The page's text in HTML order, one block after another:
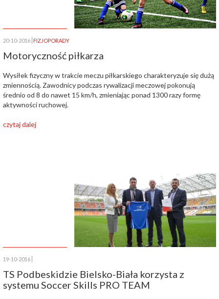
20-10-2016 FIZJOPORADY
Motoryczność piłkarza
Wysiłek fizyczny w trakcie meczu piłkarskiego charakteryzuje się dużą
zmiennością. Zawodnicy podczas rywalizacji meczowej pokonują
średnio od 8 do nawet 15 km/h, zmieniając ponad 1300 razy formę
aktywności ruchowej.
czytaj dalej
19-10-2016
TS Podbeskidzie Bielsko-Biała korzysta z
systemu Soccer Skills PRO TEAM